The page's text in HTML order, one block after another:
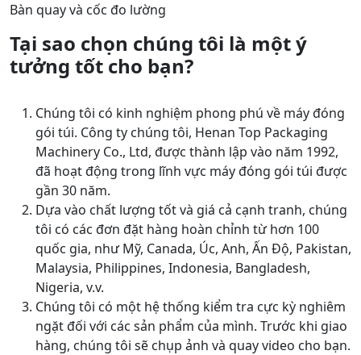
Bàn quay và cốc đo lường
Tại sao chọn chúng tôi là một ý
tưởng tốt cho bạn?
Chúng tôi có kinh nghiệm phong phú về máy đóng
gói túi. Công ty chúng tôi, Henan Top Packaging
Machinery Co., Ltd, được thành lập vào năm 1992,
đã hoạt động trong lĩnh vực máy đóng gói túi được
gần 30 năm.
Dựa vào chất lượng tốt và giá cả cạnh tranh, chúng
tôi có các đơn đặt hàng hoàn chỉnh từ hơn 100
quốc gia, như Mỹ, Canada, Úc, Anh, Ấn Độ, Pakistan,
Malaysia, Philippines, Indonesia, Bangladesh,
Nigeria, v.v.
Chúng tôi có một hệ thống kiểm tra cực kỳ nghiêm
ngặt đối với các sản phẩm của mình. Trước khi giao
hàng, chúng tôi sẽ chụp ảnh và quay video cho bạn.